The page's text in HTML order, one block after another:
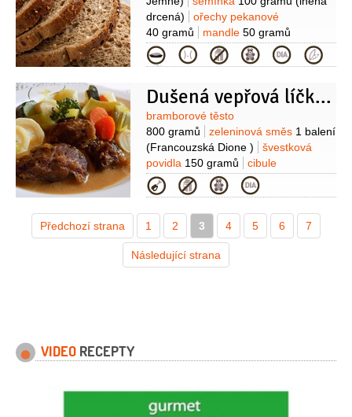
propláchnuté)
drcená)
ořechy pekanové
40 gramů
mandle 50 gramů
(neloupané)
semínka slunečnicová
100 gramů
semínka dýňová
30 gramů
rozpustná vláknina
20 gramů
(psyllia)
3 lžíce
Kategorie
Dušená vepřová líčka na černém pivu
Suroviny
bramborové těsto
800 gramů
zeleninová směs 1 balení
(Francouzská Dione )
švestková
povidla 150 gramů
cibule
100 gramů
vepřové maso
(líčka)
mouka pšeničná hladká
1 lžíce
olej 250 mililitrů
Kategorie
Předchozí strana 1 2 3 4 5 6 7
Následující strana
VIDEO RECEPTY